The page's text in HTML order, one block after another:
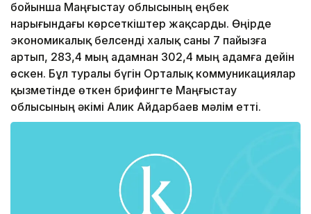
бойынша Маңғыстау облысының еңбек
нарығындағы көрсеткіштер жақсарды. Өңірде
экономикалық белсенді халық саны 7 пайызға
артып, 283,4 мың адамнан 302,4 мың адамға дейін
өскен. Бұл туралы бүгін Орталық коммуникациялар
қызметінде өткен брифингте Маңғыстау
облысының әкімі Алик Айдарбаев мәлім етті.